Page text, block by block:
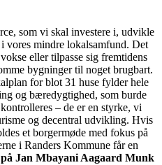
som vi skal investere i, udvikle
vores mindre lokalsamfund. Det
eller tilpasse sig fremtidens
bygninger til noget brugbart.
for blot 31 huse fylder hele
og bæredygtighed, som burde
– de er en styrke, vi
og decentral udvikling. Hvis
et borgermøde med fokus på
i Randers Kommune får en
på Jan Mbayani Aagaard Munk